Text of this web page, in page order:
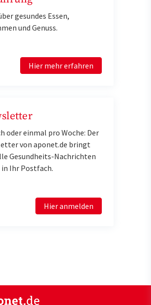
gesundes Essen,
und Genuss.
Hier mehr erfahren
oder einmal pro Woche: Der
von aponet.de bringt
Gesundheits-Nachrichten
Ihr Postfach.
Hier anmelden